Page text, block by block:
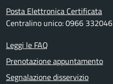
Posta Elettronica Certificata
Centralino unico: 0966 332046
Leggi le FAQ
Prenotazione appuntamento
Segnalazione disservizio